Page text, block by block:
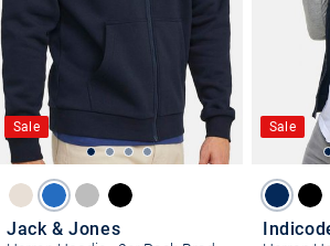
Sale
Jack & Jones
Sale